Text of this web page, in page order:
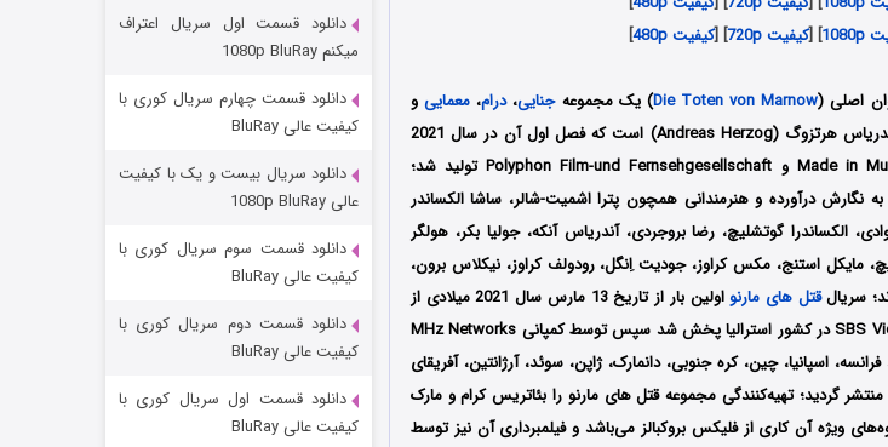
] [کیفیت 720p ] [کیفیت 480p
]
Die Toten von Marnow) یک مجموعهجنایی،درام، معماییو
محصول کشور آلمان به کارگردانی آندریاس هرتزوگ (Andreas Herzog) است که فصل اول آن در سال 2021
میلادی توسط دو کمپانی Made in Munich Filmproduktion و Polyphon Film-und Fernsehgesellschaft تولید شد؛
نگارش درآورده و هنرمندانی همچون پترا اشمیت-شالر، ساشا الکساندر
الکساندرا گوتشلیچ، رضا بروجردی، آندریاس آنکه، جولیا بکر، هولگر
مایکل استنج، مکس کراوز، جودیت اِنگل، رودولف کراوز، نیکلاس برون،
سریالقتل های مارنو
اولین بار از تاریخ 13 مارس سال 2021 میلادی از
شبکه Das Erste در کشور آلمان و از شبکه SBS Viceland در کشور استرالیا پخش شد سپس توسط کمپانی MHz Networks
فرانسه، اسپانیا، چین، کره جنوبی، دانمارک، ژاپن، سوئد، آرژانتین، آفریقای
گردید؛ تهیه‌کنندگی مجموعه قتل های مارنو را بئاتریس کرام و مارک
ویژه آن کاری از فلیکس بروکبالز می‌باشد و فیلمبرداری آن نیز توسط
عملیات آپارتمان
دانلود قسمت اول سریال اعتراف
میکنم 1080p BluRay
دانلود قسمت چهارم سریال کوری با
کیفیت عالی BluRay
دانلود سریال بیست و یک با کیفیت
عالی 1080p BluRay
دانلود قسمت سوم سریال کوری با
کیفیت عالی BluRay
دانلود قسمت دوم سریال کوری با
کیفیت عالی BluRay
دانلود قسمت اول سریال کوری با
کیفیت عالی BluRay